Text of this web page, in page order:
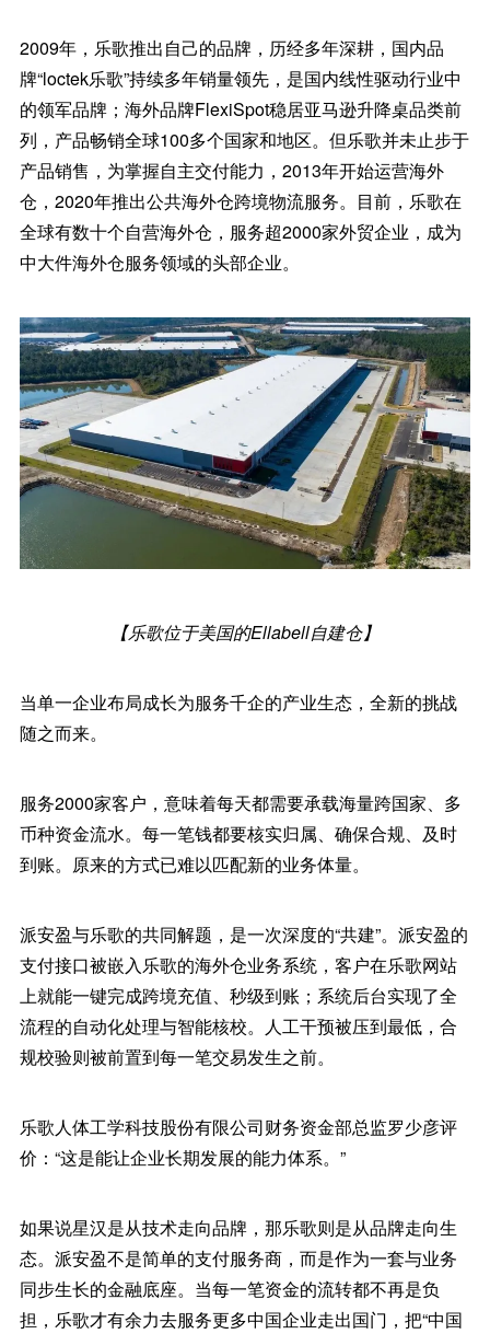
2009年，乐歌推出自己的品牌，历经多年深耕，国内品
牌“loctek乐歌”持续多年销量领先，是国内线性驱动行业中
的领军品牌；海外品牌FlexiSpot稳居亚马逊升降桌品类前
列，产品畅销全球100多个国家和地区。但乐歌并未止步于
产品销售，为掌握自主交付能力，2013年开始运营海外
仓，2020年推出公共海外仓跨境物流服务。目前，乐歌在
全球有数十个自营海外仓，服务超2000家外贸企业，成为
中大件海外仓服务领域的头部企业。
【乐歌位于美国的Ellabell自建仓】
当单一企业布局成长为服务千企的产业生态，全新的挑战
随之而来。
服务2000家客户，意味着每天都需要承载海量跨国家、多
币种资金流水。每一笔钱都要核实归属、确保合规、及时
到账。原来的方式已难以匹配新的业务体量。
派安盈与乐歌的共同解题，是一次深度的“共建”。派安盈的
支付接口被嵌入乐歌的海外仓业务系统，客户在乐歌网站
上就能一键完成跨境充值、秒级到账；系统后台实现了全
流程的自动化处理与智能核校。人工干预被压到最低，合
规校验则被前置到每一笔交易发生之前。
乐歌人体工学科技股份有限公司财务资金部总监罗少彦评
价：“这是能让企业长期发展的能力体系。”
如果说星汉是从技术走向品牌，那乐歌则是从品牌走向生
态。派安盈不是简单的支付服务商，而是作为一套与业务
同步生长的金融底座。当每一笔资金的流转都不再是负
担，乐歌才有余力去服务更多中国企业走出国门，把“中国